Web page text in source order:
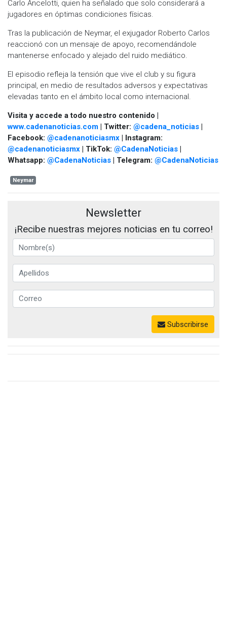
Carlo Ancelotti, quien ha señalado que solo considerará a
jugadores en óptimas condiciones físicas.
Tras la publicación de Neymar, el exjugador Roberto Carlos
reaccionó con un mensaje de apoyo, recomendándole
mantenerse enfocado y alejado del ruido mediático.
El episodio refleja la tensión que vive el club y su figura
principal, en medio de resultados adversos y expectativas
elevadas tanto en el ámbito local como internacional.
Visita y accede a todo nuestro contenido |
www.cadenanoticias.com | Twitter: @cadena_noticias |
Facebook: @cadenanoticiasmx | Instagram:
@cadenanoticiasmx | TikTok: @CadenaNoticias |
Whatsapp: @CadenaNoticias | Telegram: @CadenaNoticias
Neymar
Newsletter
¡Recibe nuestras mejores noticias en tu correo!
Subscribirse